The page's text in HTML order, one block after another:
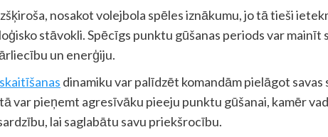
nosakot volejbola spēles iznākumu, jo tā tieši
stāvokli. Spēcīgs punktu gūšanas periods var mainīt
un enerģiju.
dinamiku var palīdzēt komandām pielāgot
var pieņemt agresīvāku pieeju punktu gūšanai, kamēr
lai saglabātu savu priekšrocību.